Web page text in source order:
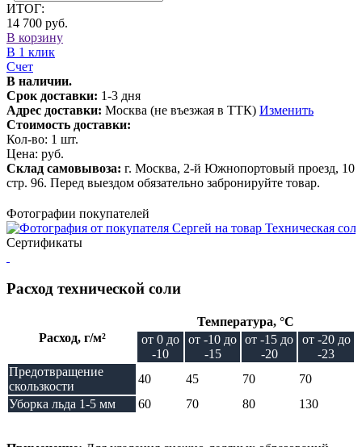
ИТОГ:
14 700 руб.
В корзину
В 1 клик
Счет
В наличии.
Срок доставки: 1-3 дня
Адрес доставки: Москва (не въезжая в ТТК) Изменить
Стоимость доставки:
Кол-во: 1 шт.
Цена: руб.
Склад самовывоза: г. Москва, 2-й Южнопортовый проезд, 10
стр. 96. Перед выездом обязательно забронируйте товар.
Фотографии покупателей
Сертификаты
Расход технической соли
Расход, г/м²
Температура, °C
от 0 до
-10
от -10 до
-15
от -15 до
-20
от -20 до
-23
Предотвращение
скользкости
40 45 70
70
Уборка льда 1-5 мм
60 70 80 130